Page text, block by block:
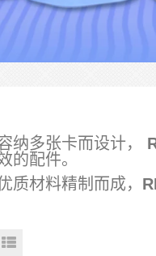
纳多张卡而设计，
的配件。
质材料精制而成，